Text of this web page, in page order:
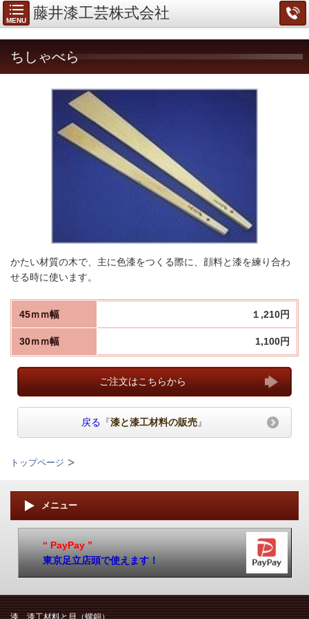
MENU 藤井漆工芸株式会社
ちしゃべら
かたい材質の木で、主に色漆をつくる際に、顔料と漆を練り合わ
せる時に使います。
45ｍｍ幅 １,210円
30ｍｍ幅 1,100円
ご注文はこちらから
戻る 『漆と漆工材料の販売』
トップページ
メニュー
“ PayPay ”
東京足立店頭で使えます！
漆、漆工材料と貝（螺鈿）